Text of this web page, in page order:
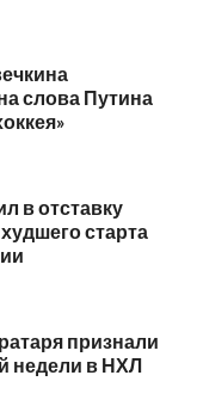
слова Путина
в отставку
старта
признали
недели в НХЛ